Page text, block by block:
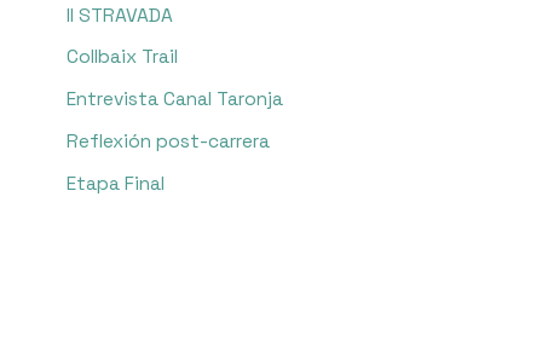
II STRAVADA
Collbaix Trail
Entrevista Canal Taronja
Reflexión post-carrera
Etapa Final